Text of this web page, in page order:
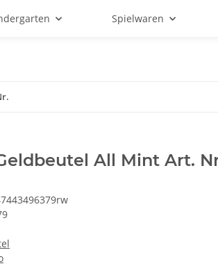
Spielwaren
All Mint Art.